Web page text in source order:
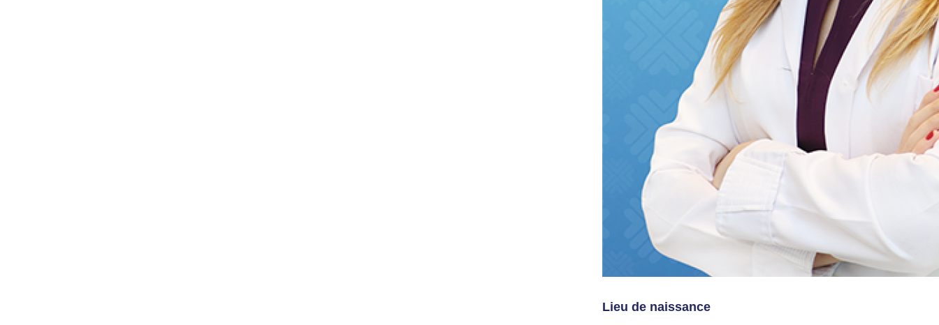
Lieu de naissance